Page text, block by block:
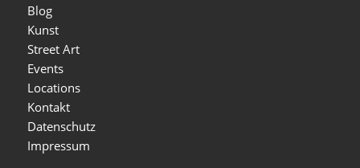
Blog
Kunst
Street Art
Events
Locations
Kontakt
Datenschutz
Impressum